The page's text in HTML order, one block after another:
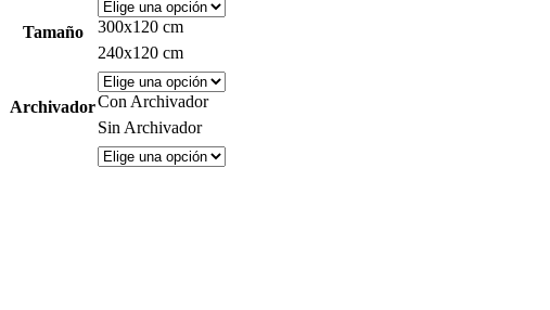
Tamaño
300x120 cm
240x120 cm
ArchivadorCon Archivador
Sin Archivador